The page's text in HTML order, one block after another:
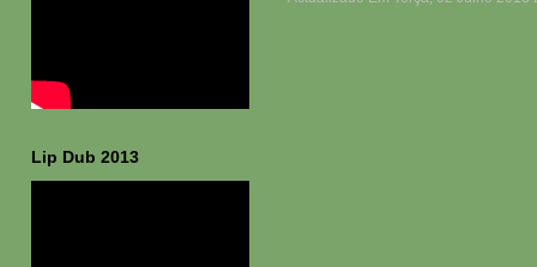
Lip Dub 2013